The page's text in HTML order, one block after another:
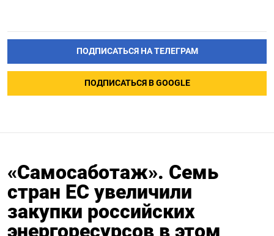
ПОДПИСАТЬСЯ НА ТЕЛЕГРАМ
ПОДПИСАТЬСЯ В GOOGLE
«Самосаботаж». Семь
стран ЕС увеличили
закупки российских
энергоресурсов в этом